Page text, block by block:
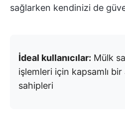
sağlarken kendinizi de
İdeal kullanıcılar: Mülk
işlemleri için kapsamlı
sahipleri